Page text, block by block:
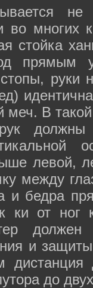
не
во многих
стойка
прямым
руки
В
рук
левой,
между
и бедра
ки от
должен
и
до